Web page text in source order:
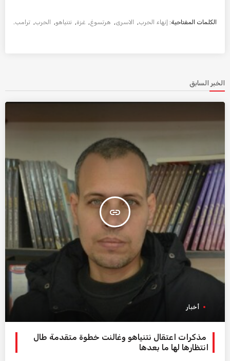
الكلمات المفتاحية: إنهاء الحرب, الاسرى, هرتسوغ, غزة, نتنياهو, الحرب, ترامب.
الخبر السابق
insert_link
أخبار
مذكرات اعتقال نتنياهو وغالنت خطوة متقدمة طال
انتظارها لها ما بعدها